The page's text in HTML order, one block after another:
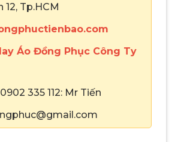
12, Tp.HCM
Áo Đồng Phục Công Ty
0902 335 112: Mr Tiến